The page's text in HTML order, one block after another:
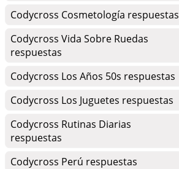
Codycross Cosmetología respuestas
Codycross Vida Sobre Ruedas
respuestas
Codycross Los Años 50s respuestas
Codycross Los Juguetes respuestas
Codycross Rutinas Diarias
respuestas
Codycross Perú respuestas